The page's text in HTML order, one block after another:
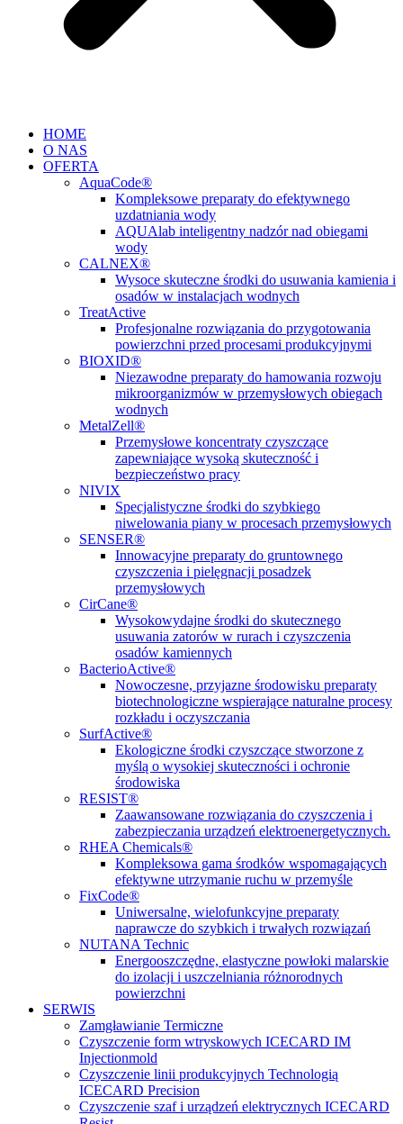
HOME
O NAS
OFERTA
AquaCode®
Kompleksowe preparaty do efektywnego
uzdatniania wody
AQUAlab inteligentny nadzór nad obiegami
wody
CALNEX®
Wysoce skuteczne środki do usuwania kamienia i
osadów w instalacjach wodnych
TreatActive
Profesjonalne rozwiązania do przygotowania
powierzchni przed procesami produkcyjnymi
BIOXID®
Niezawodne preparaty do hamowania rozwoju
mikroorganizmów w przemysłowych obiegach
wodnych
MetalZell®
Przemysłowe koncentraty czyszczące
zapewniające wysoką skuteczność i
bezpieczeństwo pracy
NIVIX
Specjalistyczne środki do szybkiego
niwelowania piany w procesach przemysłowych
SENSER®
Innowacyjne preparaty do gruntownego
czyszczenia i pielęgnacji posadzek
przemysłowych
CirCane®
Wysokowydajne środki do skutecznego
usuwania zatorów w rurach i czyszczenia
osadów kamiennych
BacterioActive®
Nowoczesne, przyjazne środowisku preparaty
biotechnologiczne wspierające naturalne procesy
rozkładu i oczyszczania
SurfActive®
Ekologiczne środki czyszczące stworzone z
myślą o wysokiej skuteczności i ochronie
środowiska
RESIST®
Zaawansowane rozwiązania do czyszczenia i
zabezpieczania urządzeń elektroenergetycznych.
RHEA Chemicals®
Kompleksowa gama środków wspomagających
efektywne utrzymanie ruchu w przemyśle
FixCode®
Uniwersalne, wielofunkcyjne preparaty
naprawcze do szybkich i trwałych rozwiązań
NUTANA Technic
Energooszczędne, elastyczne powłoki malarskie
do izolacji i uszczelniania różnorodnych
powierzchni
SERWIS
Zamgławianie Termiczne
Czyszczenie form wtryskowych ICECARD IM
Injectionmold
Czyszczenie linii produkcyjnych Technologią
ICECARD Precision
Czyszczenie szaf i urządzeń elektrycznych ICECARD